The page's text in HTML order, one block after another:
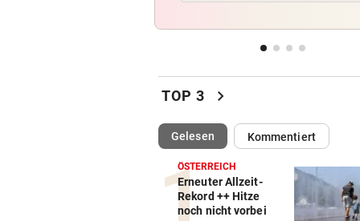
Satz ist falsch“
Geschäft von Rosenbauer
PLÖTZLICH MIT DABEI
Thiem überrascht ÖFB-
im Trainingslager
„MÄCHTIG UND SCHÖN“ vor
TOP 3 chevron_right
Gelesen(ausgewählt)Kommentiert
ÖSTERREICH
Erneuter Allzeit-
Rekord ++ Hitze
noch nicht vorbei